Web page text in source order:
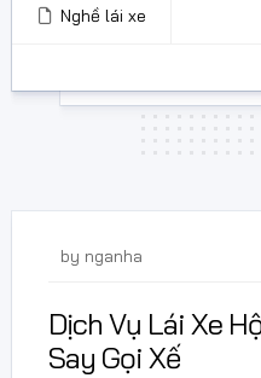
Nghề lái xe
by nganha
Dịch Vụ Lái Xe
Say Gọi Xế